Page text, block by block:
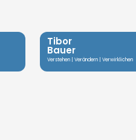
Tibor
Bauer
Verstehen | Verändern | Verwirklichen